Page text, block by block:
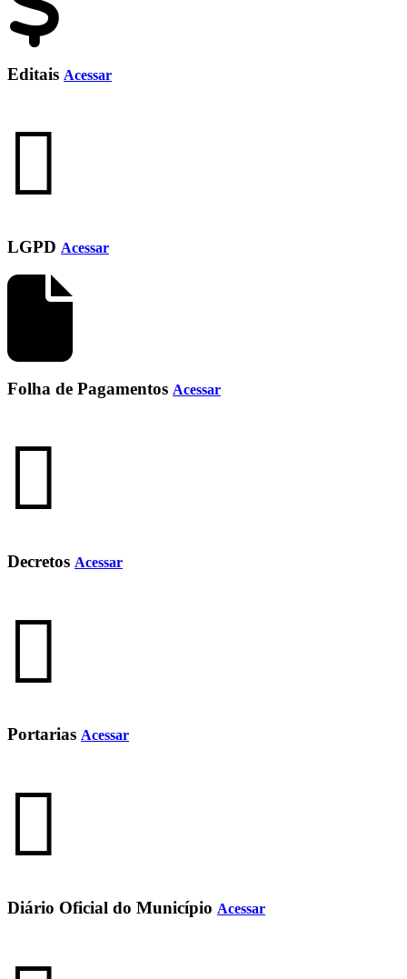
Editais Acessar
LGPD Acessar
Folha de Pagamentos Acessar
Decretos Acessar
Portarias Acessar
Diário Oficial do Município Acessar